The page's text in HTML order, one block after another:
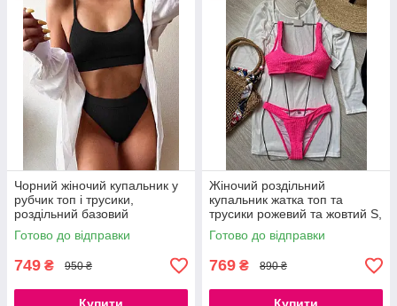
Чорний жіночий купальник у
рубчик топ і трусики,
роздільний базовий
купальник S, M
Готово до відправки
749 ₴ 950 ₴
Жіночий роздільний
купальник жатка топ та
трусики рожевий та жовтий S,
M, L
Готово до відправки
769 ₴ 890 ₴